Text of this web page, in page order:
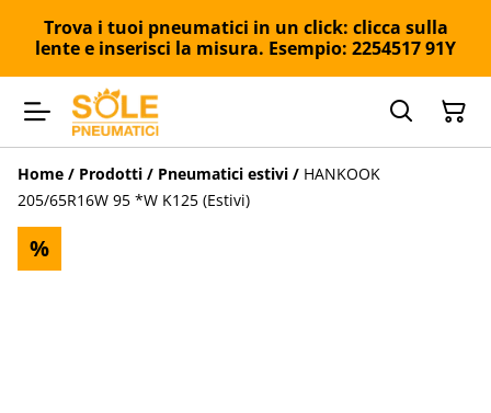
Trova i tuoi pneumatici in un click: clicca sulla
lente e inserisci la misura. Esempio: 2254517 91Y
Home / Prodotti / Pneumatici estivi / HANKOOK
205/65R16W 95 *W K125 (Estivi)
%